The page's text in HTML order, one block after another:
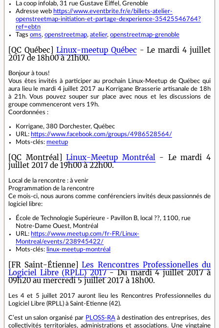
La coop infolab, 31 rue Gustave Eiffel, Grenoble
Adresse web https://www.eventbrite.fr/e/billets-atelier-
openstreetmap-initiation-et-partage-dexperience-35425546764?
ref=ebtn
Tags oms, openstreetmap, atelier, openstreetmap-grenoble
[QC Québec] Linux-meetup Québec - Le mardi 4 juillet
2017 de 18h00 à 21h00.
Bonjour à tous!
Vous êtes invités à participer au prochain Linux-Meetup de Québec qui
aura lieu le mardi 4 juillet 2017 au Korrigane Brasserie artisanale de 18h
à 21h. Vous pouvez souper sur place avec nous et les discussions de
groupe commenceront vers 19h.
Coordonnées :
Korrigane, 380 Dorchester, Québec
URL: https://www.facebook.com/groups/4986528564/
Mots-clés: meetup
[QC Montréal]Linux-Meetup Montréal- Le mardi 4
juillet 2017 de 19h00 à 22h00.
Local de la rencontre : à venir
Programmation de la rencontre
Ce mois-ci, nous aurons comme conférenciers invités deux passionnés de
logiciel libre:
École de Technologie Supérieure - Pavillon B, local ??, 1100, rue
Notre-Dame Ouest, Montréal
URL: https://www.meetup.com/fr-FR/Linux-
Montreal/events/238945422/
Mots-clés: linux-meetup-montréal
[FR Saint-Étienne]Les Rencontres Professionelles du
Logiciel Libre (RPLL) 2017- Du mardi 4 juillet 2017 à
09h20 au mercredi 5 juillet 2017 à 18h00.
Les 4 et 5 juillet 2017 auront lieu les Rencontres Professionnelles du
Logiciel Libre (RPLL) à Saint-Etienne (42).
C’est un salon organisé par PLOSS-RAà destination des entreprises, des
collectivités territoriales, administrations et associations. Une vingtaine